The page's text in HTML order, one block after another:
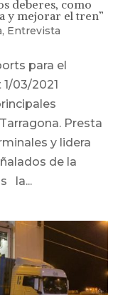
deberes, como
y mejorar el tren”
, Entrevista
para el
03/2021
Presta
y lidera
de la
la...